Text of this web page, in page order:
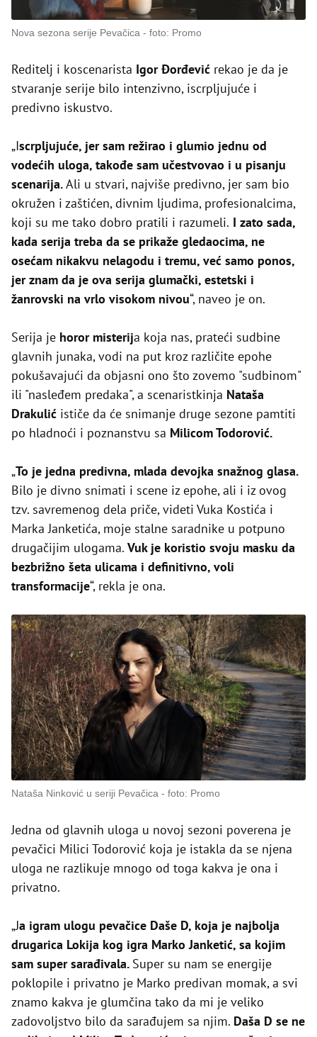
Nova sezona serije Pevačica foto: Promo
Reditelj i koscenarista Igor Đorđević rekao je da je
stvaranje serije bilo intenzivno, iscrpljujuće i
predivno iskustvo.
„Iscrpljujuće, jer sam režirao i glumio jednu od
vodećih uloga, takođe sam učestvovao i u pisanju
scenarija.Ali u stvari, najviše predivno, jer sam bio
okružen i zaštićen, divnim ljudima, profesionalcima,
koji su me tako dobro pratili i razumeli. I zato sada,
kada serija treba da se prikaže gledaocima, ne
osećam nikakvu nelagodu i tremu, već samo ponos,
jer znam da je ova serija glumački, estetski i
žanrovski na vrlo visokom nivou“, naveo je on.
Serija je horor misterija koja nas, prateći sudbine
glavnih junaka, vodi na put kroz različite epohe
pokušavajući da objasni ono što zovemo "sudbinom"
ili "nasleđem predaka", a scenaristkinja Nataša
Drakulić ističe da će snimanje druge sezone pamtiti
po hladnoći i poznanstvu sa Milicom Todorović.
„To je jedna predivna, mlada devojka snažnog glasa.
Bilo je divno snimati i scene iz epohe, ali i iz ovog
tzv. savremenog dela priče, videti Vuka Kostića i
Marka Janketića, moje stalne saradnike u potpuno
drugačijim ulogama. Vuk je koristio svoju masku da
bezbrižno šeta ulicama i definitivno, voli
transformacije“, rekla je ona.
Nataša Ninković u seriji Pevačica foto: Promo
Jedna od glavnih uloga u novoj sezoni poverena je
pevačici Milici Todorović koja je istakla da se njena
uloga ne razlikuje mnogo od toga kakva je ona i
privatno.
„Ja igram ulogu pevačice Daše D, koja je najbolja
drugarica Lokija kog igra Marko Janketić, sa kojim
sam super sarađivala. Super su nam se energije
poklopile i privatno je Marko predivan momak, a svi
znamo kakva je glumčina tako da mi je veliko
zadovoljstvo bilo da sarađujem sa njim. Daša D se ne